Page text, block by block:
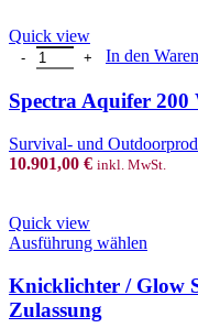
on
the
page
Quick view
Spectra Aquifer 200
In den
Spectra Aquifer 200
Survival- und
10.901,00 € inkl. MwSt.
Quick view
Ausführung wählen
has
Knicklichter / Glow
Zulassung